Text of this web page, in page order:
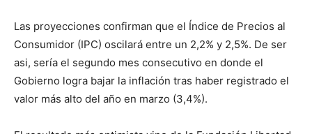
Las proyecciones confirman que el Índice de Precios al
Consumidor (IPC) oscilará entre un 2,2% y 2,5%. De ser
asi, sería el segundo mes consecutivo en donde el
Gobierno logra bajar la inflación tras haber registrado el
valor más alto del año en marzo (3,4%).